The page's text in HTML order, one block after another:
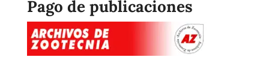
Pago de publicaciones